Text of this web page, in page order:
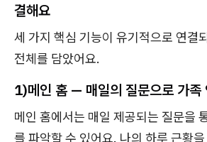
결해요
세 가지 핵심 기능이 유기적으로 연결
전체를 담았어요.
1)메인 홈 — 매일의 질문으로 가족
메인 홈에서는 매일 제공되는 질문을
를 파악할 수 있어요. 나의 하루 근황